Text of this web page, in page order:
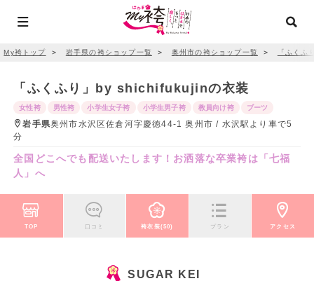
My袴トップ ＞ 岩手県の袴ショップ一覧 ＞ 奥州市の袴ショップ一覧 ＞ 「ふく
「ふくふり」by shichifukujinの衣装
女性袴 男性袴 小学生女子袴 小学生男子袴 教員向け袴 ブーツ
岩手県奥州市水沢区佐倉河字慶徳44-1 奥州市 / 水沢駅より車で5
分
全国どこへでも配送いたします！お洒落な卒業袴は「七福
人」へ
TOP 口コミ 袴衣装(50) プラン アクセス
SUGAR KEI